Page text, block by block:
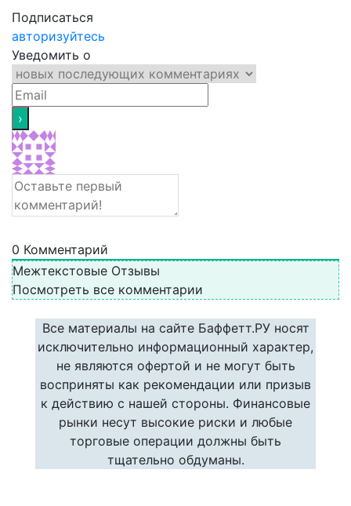
Подписаться
авторизуйтесь
Уведомить о
0 Комментарий
Межтекстовые Отзывы
Посмотреть все комментарии
Все материалы на сайте Баффетт.РУ носят
исключительно информационный характер,
не являются офертой и не могут быть
восприняты как рекомендации или призыв
к действию с нашей стороны. Финансовые
рынки несут высокие риски и любые
торговые операции должны быть
тщательно обдуманы.